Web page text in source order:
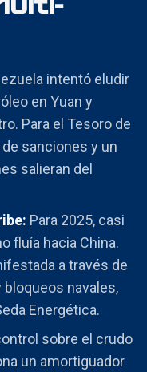
intentó eludir
en Yuan y
Para el Tesoro de
de sanciones y un
salieran del
Para 2025, casi
fluía hacia China.
a través de
navales,
Energética.
sobre el crudo
un amortiguador